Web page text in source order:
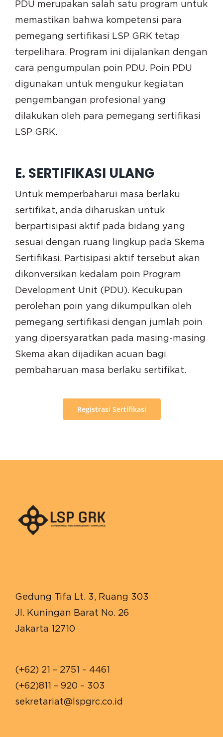
PDU merupakan salah satu program untuk
memastikan bahwa kompetensi para
pemegang sertifikasi LSP GRK tetap
terpelihara. Program ini dijalankan dengan
cara pengumpulan poin PDU. Poin PDU
digunakan untuk mengukur kegiatan
pengembangan profesional yang
dilakukan oleh para pemegang sertifikasi
LSP GRK.
E. SERTIFIKASI ULANG
Untuk memperbaharui masa berlaku
sertifikat, anda diharuskan untuk
berpartisipasi aktif pada bidang yang
sesuai dengan ruang lingkup pada Skema
Sertifikasi. Partisipasi aktif tersebut akan
dikonversikan kedalam poin Program
Development Unit (PDU). Kecukupan
perolehan poin yang dikumpulkan oleh
pemegang sertifikasi dengan jumlah poin
yang dipersyaratkan pada masing-masing
Skema akan dijadikan acuan bagi
pembaharuan masa berlaku sertifikat.
Registrasi Sertifikasi
Gedung Tifa Lt. 3, Ruang 303
Jl. Kuningan Barat No. 26
Jakarta 12710
(+62) 21 – 2751 – 4461
(+62)811 – 920 – 303
sekretariat@lspgrc.co.id